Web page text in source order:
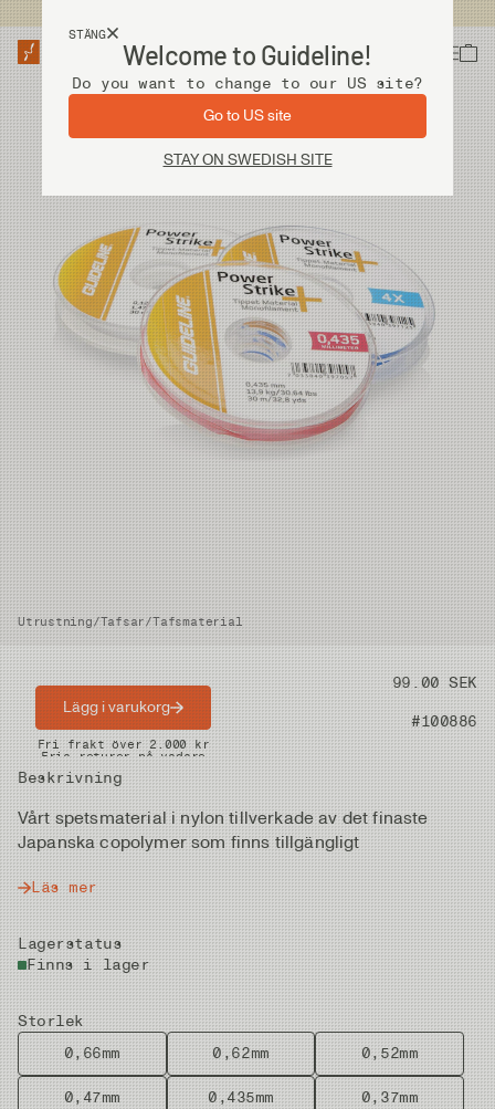
STÄNG
Welcome to Guideline!
Do you want to change to our US site?
Go to US site
STAY ON SWEDISH SITE
Utrustning/Tafsar/Tafsmaterial
Pris 99.00 SEK
Artikelnummer #100886
Beskrivning
Vårt spetsmaterial i nylon tillverkade av det finaste
Japanska copolymer som finns tillgängligt
Läs mer
Lagerstatus
Finns i lager
Storlek
0,66mm
0,62mm 0,52mm
0,47mm 0,435mm 0,37mm
Lägg i varukorg
Snabba leveranser
Fri frakt över 2.000 kr
Fria returer på vadare